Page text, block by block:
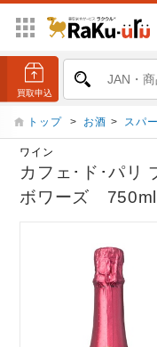
トップ > お酒 > スパ
ワイン
カフェ･ド･パリ
ボワーズ 750ml